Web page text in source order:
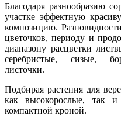
Благодаря разнообразию
участке эффектную
композицию.
цветочков, периоду и
диапазону расцветки
серебристые, сизые,
листочки.
Подбирая растения для
как высокорослые, так
компактной кроной.